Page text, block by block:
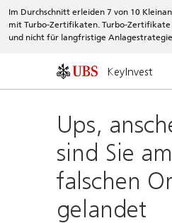
Im Durchschnitt erleiden 7 von 10
mit Turbo-Zertifikaten. Turbo-Zertifikate
und nicht für langfristige
KeyInvest
Ups,
sind Sie am
falschen
gelandet